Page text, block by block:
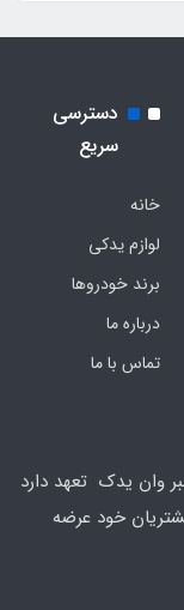
دسترسی
سریع
خانه
لوازم یدکی
برند خودروها
درباره ما
تماس با ما
وان یدک تعهد دارد
خود عرضه